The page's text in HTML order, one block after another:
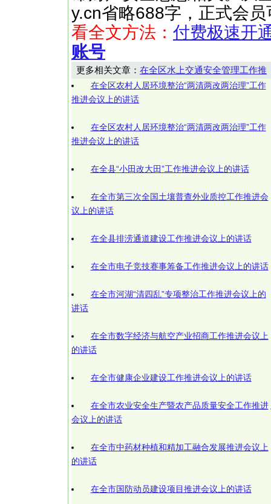
y.cn省略688字，正式会
看全文方法： 付费极速开
账号
更多相关文章： 在全区水上交通安全管理工作推
在全区农村人居环境整治“两清两改两治理”工作
推进会议上的讲话
在全区农村人居环境整治“两清两改两治理”工作
推进会议上的讲话
在全县“小田改大田”工作推进会议上的讲话
在全市第三次全国土壤普查外业质控工作推进会
议上的讲话
在全县排涝通道建设工作推进会议上的讲话
在全市电子竞技赛事筹备工作推进会议上的讲话
在全市河湖“清四乱”专项整治工作推进会议上的
讲话
在全市数字经济与航空产业招商工作推进会议上
的讲话
在全市健康企业建设工作推进会议上的讲话
在全市农业安全生产暨农产品质量安全工作推进
会议上的讲话
在全市中药材种植和精加工融合发展推进会议上
的讲话
在全市国防动员建设项目推进会议上的讲话